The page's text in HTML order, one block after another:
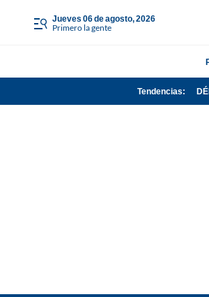
jueves 06 de agosto, 2026
Primero la gente
Tendencias: